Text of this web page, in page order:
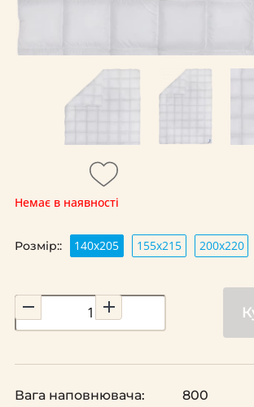
Немає в наявності
Розмір:: 140х205 155х215 200х220
Вага наповнювача:
800